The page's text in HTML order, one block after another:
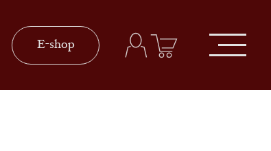
E-shop